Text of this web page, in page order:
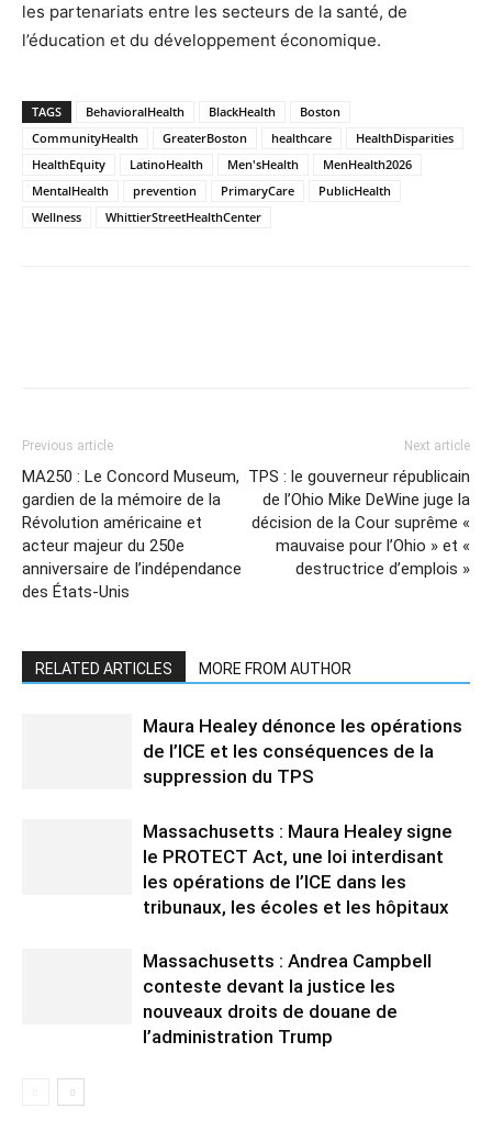
les partenariats entre les secteurs de la santé, de
l’éducation et du développement économique.
TAGS BehavioralHealth BlackHealth
Boston
CommunityHealth
GreaterBoston healthcare
HealthDisparities
HealthEquity
LatinoHealth Men'sHealth
MenHealth2026
MentalHealth
prevention PrimaryCare
PublicHealth
Wellness
WhittierStreetHealthCenter
Previous article
MA250 : Le Concord Museum,
gardien de la mémoire de la
Révolution américaine et
acteur majeur du 250e
anniversaire de l’indépendance
des États-Unis
Next article
TPS : le gouverneur républicain
de l’Ohio Mike DeWine juge la
décision de la Cour suprême «
mauvaise pour l’Ohio » et «
destructrice d’emplois »
RELATED ARTICLES MORE FROM AUTHOR
Maura Healey dénonce les opérations
de l’ICE et les conséquences de la
suppression du TPS
Massachusetts : Maura Healey signe
le PROTECT Act, une loi interdisant
les opérations de l’ICE dans les
tribunaux, les écoles et les hôpitaux
Massachusetts : Andrea Campbell
conteste devant la justice les
nouveaux droits de douane de
l’administration Trump